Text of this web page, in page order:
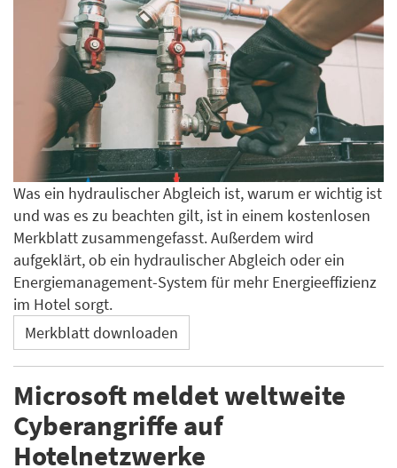
Was ein hydraulischer Abgleich ist, warum er wichtig ist
und was es zu beachten gilt, ist in einem kostenlosen
Merkblatt zusammengefasst. Außerdem wird
aufgeklärt, ob ein hydraulischer Abgleich oder ein
Energiemanagement-System für mehr Energieeffizienz
im Hotel sorgt.
Merkblatt downloaden
Microsoft meldet weltweite
Cyberangriffe auf
Hotelnetzwerke